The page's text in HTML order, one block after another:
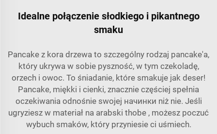
Idealne połączenie słodkiego i pikantnego
smaku
Pancake z kora drzewa to szczególny rodzaj pancake'a,
który ukrywa w sobie pyszność, w tym czekoladę,
orzech i owoc. To śniadanie, które smakuje jak deser!
Pancake, miękki i cienki, znacznie częściej spełnia
oczekiwania odnośnie swojej начинки niż nie. Jeśli
ugryziesz w materiał na arabski thobe , możesz poczuć
wybuch smaków, który przyniesie ci uśmiech.